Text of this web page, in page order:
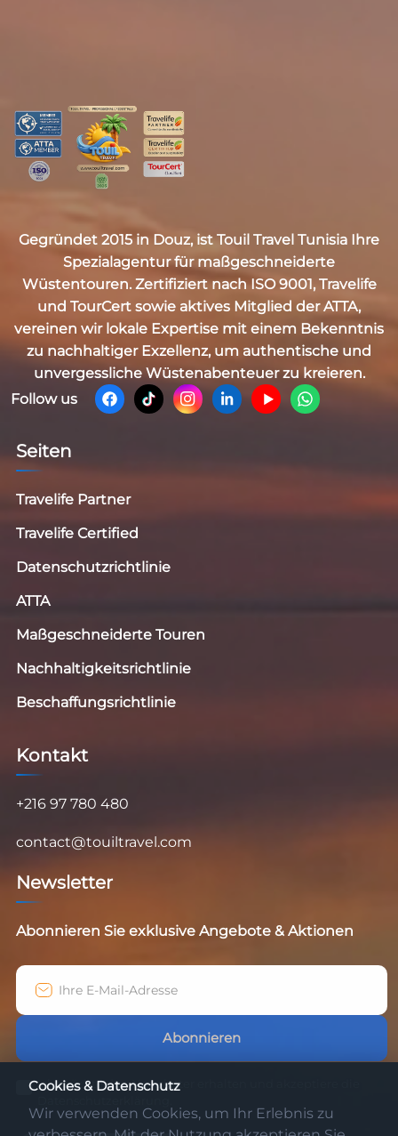
Cookies & Datenschutz
Wir verwenden Cookies, um Ihr Erlebnis zu
Gegründet 2015 in Douz, istTouil Travel Tunisia Ihre
Spezialagentur für maßgeschneiderte
Wüstentouren. Zertifiziert nach ISO 9001, Travelife
und TourCert sowie aktives Mitglied derATTA,
vereinen wir lokale Expertise mit einem Bekenntnis
zu nachhaltiger Exzellenz, um authentische und
unvergessliche Wüstenabenteuer zu kreieren.
Follow us
Seiten
Travelife Partner
Travelife Certified
Datenschutzrichtlinie
ATTA
Maßgeschneiderte Touren
Nachhaltigkeitsrichtlinie
Beschaffungsrichtlinie
Kontakt
+216 97 780 480
contact@touiltravel.com
Newsletter
Abonnieren Sie exklusive Angebote & Aktionen
Abonnieren
Ich möchte den Newsletter erhalten und akzeptiere die